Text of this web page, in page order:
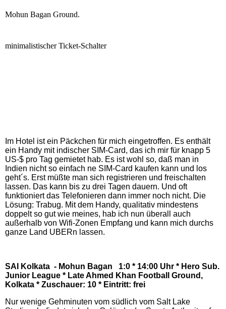
Mohun Bagan Ground.
minimalistischer Ticket-Schalter
Im Hotel ist ein Päckchen für mich eingetroffen. Es enthält
ein Handy mit indischer SIM-Card, das ich mir für knapp 5
US-$ pro Tag gemietet hab. Es ist wohl so, daß man in
Indien nicht so einfach ne SIM-Card kaufen kann und los
geht´s. Erst müßte man sich registrieren und freischalten
lassen. Das kann bis zu drei Tagen dauern. Und oft
funktioniert das Telefonieren dann immer noch nicht. Die
Lösung: Trabug. Mit dem Handy, qualitativ mindestens
doppelt so gut wie meines, hab ich nun überall auch
außerhalb von Wifi-Zonen Empfang und kann mich durchs
ganze Land UBERn lassen.
SAI Kolkata - Mohun Bagan 1:0 * 14:00 Uhr * Hero Sub.
Junior League * Late Ahmed Khan Football Ground,
Kolkata * Zuschauer: 10 * Eintritt: frei
Nur wenige Gehminuten vom südlich vom Salt Lake